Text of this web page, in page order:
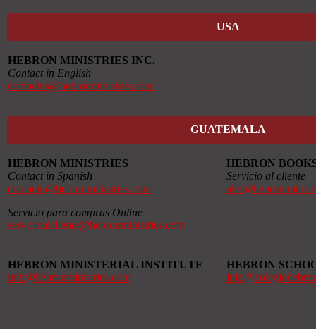
USA
HEBRON MINISTRIES INC.
Contact in English
contactus@hebronministries.com
GUATEMALA
HEBRON MINISTRIES
Contact in Spanish
contacto@hebronministries.com
Servicio para compras Online
servicioalcliente@hebronministries.com
HEBRON
Servicio al cliente
HEBRON MINISTERIAL INSTITUTE
imh@hebronministries.com
HEBRON